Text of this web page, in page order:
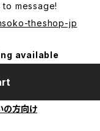
message!
theshop-jp
available
の方向け